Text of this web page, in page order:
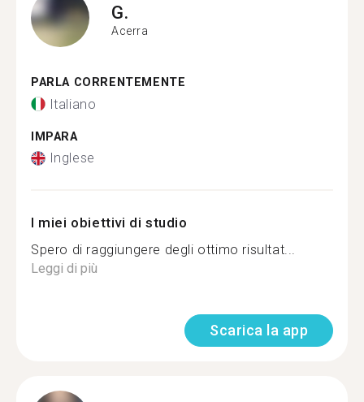
G.
Acerra
PARLA CORRENTEMENTE
Italiano
IMPARA
Inglese
I miei obiettivi di studio
Spero di raggiungere degli ottimo risultat...
Leggi di più
Scarica la app